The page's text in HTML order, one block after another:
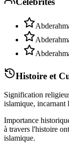
Histoire et
Signification
islamique, incarnant
Importance
à travers l'histoire
islamique.